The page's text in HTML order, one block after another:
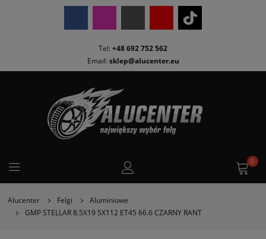
Tel: +48 692 752 562
Email: sklep@alucenter.eu
0
Alucenter Felgi
Aluminiowe
GMP STELLAR 8.5X19 5X112 ET45 66.6 CZARNY RANT